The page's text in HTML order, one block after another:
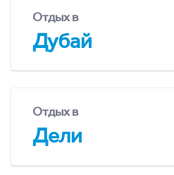
Отдых в
Дубай
Отдых в
Дели